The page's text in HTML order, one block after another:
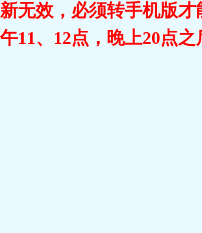
无效，必须转手机版才
11、12点，晚上20点之